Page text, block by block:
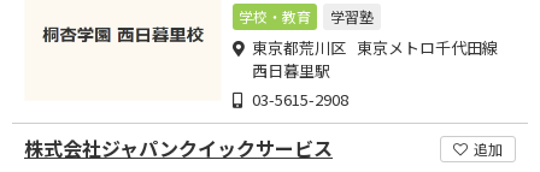
学校・教育 学習塾
東京都荒川区 東京メトロ千代田線
西日暮里駅
03-5615-2908
株式会社ジャパンクイックサービス 追加